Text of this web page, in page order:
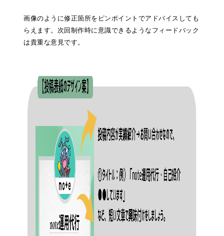
画像のように修正箇所をピンポイントでアドバイスしても
らえます。次回制作時に意識できるようなフィードバック
は貴重な意見です。